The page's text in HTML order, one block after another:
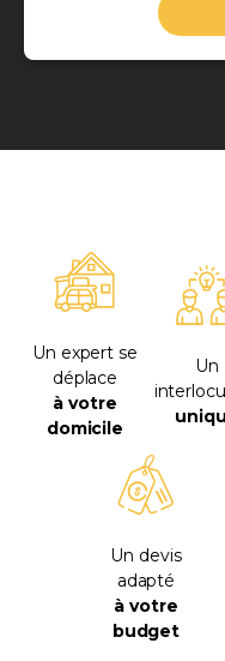
Un expert se
déplace
à votre
domicile
Un
Un devis
adapté
à votre
budget